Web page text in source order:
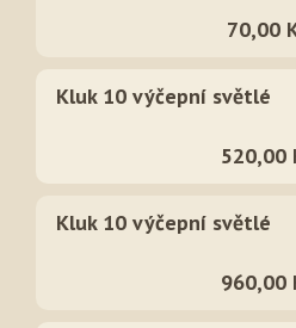
70,00
Kluk 10 výčepní světlé
520,00
Kluk 10 výčepní světlé
960,00